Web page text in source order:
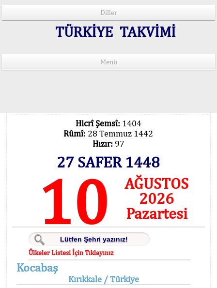
Diller
TÜRKİYE TAKVİMİ
Menü
Hicrî Şemsî: 1404
Rûmî: 28 Temmuz 1442
Hızır: 97
27 SAFER 1448
10
AĞUSTOS
2026
Pazartesi
Ülkeler Listesi İçin Tıklayınız
Kocabaş
Kırıkkale / Türkiye